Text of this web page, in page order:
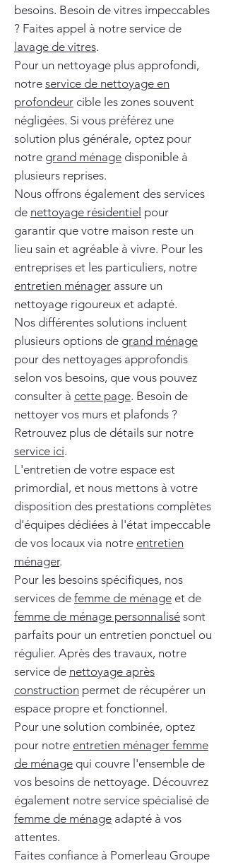
besoins. Besoin de vitres impeccables
? Faites appel à notre service de
lavage de vitres.
Pour un nettoyage plus approfondi,
notre service de nettoyage en
profondeur cible les zones souvent
négligées. Si vous préférez une
solution plus générale, optez pour
notre grand ménage disponible à
plusieurs reprises.
Nous offrons également des services
de nettoyage résidentiel pour
garantir que votre maison reste un
lieu sain et agréable à vivre. Pour les
entreprises et les particuliers, notre
entretien ménager assure un
nettoyage rigoureux et adapté.
Nos différentes solutions incluent
plusieurs options de grand ménage
pour des nettoyages approfondis
selon vos besoins, que vous pouvez
consulter à cette page. Besoin de
nettoyer vos murs et plafonds ?
Retrouvez plus de détails sur notre
service ici.
L'entretien de votre espace est
primordial, et nous mettons à votre
disposition des prestations complètes
d'équipes dédiées à l'état impeccable
de vos locaux via notre entretien
ménager.
Pour les besoins spécifiques, nos
services de femme de ménage et de
femme de ménage personnalisé sont
parfaits pour un entretien ponctuel ou
régulier. Après des travaux, notre
service de nettoyage après
construction permet de récupérer un
espace propre et fonctionnel.
Pour une solution combinée, optez
pour notre entretien ménager femme
de ménage qui couvre l'ensemble de
vos besoins de nettoyage. Découvrez
également notre service spécialisé de
femme de ménage adapté à vos
attentes.
Faites confiance à Pomerleau Groupe